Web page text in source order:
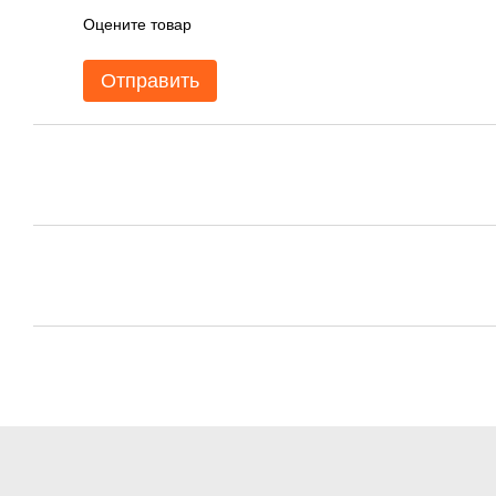
Оцените товар
Отправить